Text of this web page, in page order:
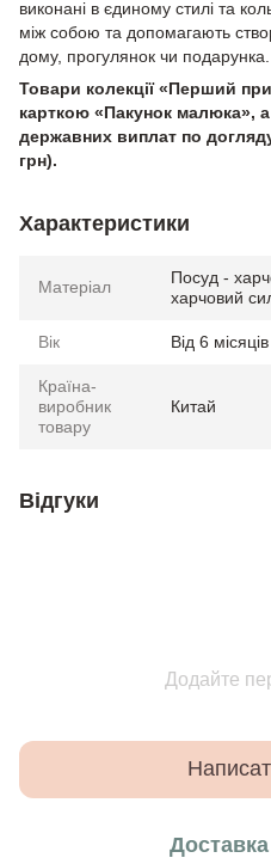
виконані в єдиному стилі та
між собою та допомагають
дому, прогулянок чи подарунка.
Товари колекції «Перший
карткою «Пакунок малюка»,
державних виплат по
грн).
Характеристики
Матеріал
Посуд -
харчовий
Вік Від 6 місяців
Країна-
виробник
товару
Китай
Відгуки
Додайте
Доставка